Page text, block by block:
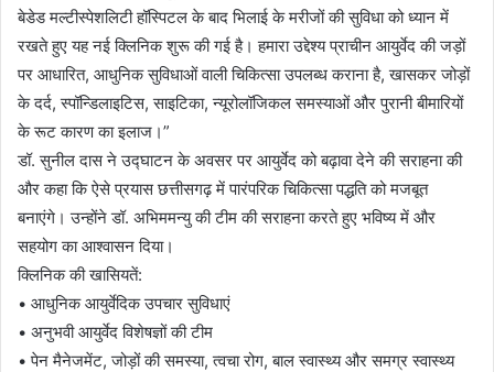
बेडेड मल्टीस्पेशलिटी हॉस्पिटल के बाद भिलाई के मरीजों की सुविधा को ध्यान में
रखते हुए यह नई क्लिनिक शुरू की गई है। हमारा उद्देश्य प्राचीन आयुर्वेद की जड़ों
पर आधारित, आधुनिक सुविधाओं वाली चिकित्सा उपलब्ध कराना है, खासकर जोड़ों
के दर्द, स्पॉन्डिलाइटिस, साइटिका, न्यूरोलॉजिकल समस्याओं और पुरानी बीमारियों
के रूट कारण का इलाज।”
डॉ. सुनील दास ने उद्घाटन के अवसर पर आयुर्वेद को बढ़ावा देने की सराहना की
और कहा कि ऐसे प्रयास छत्तीसगढ़ में पारंपरिक चिकित्सा पद्धति को मजबूत
बनाएंगे। उन्होंने डॉ. अभिममन्यु की टीम की सराहना करते हुए भविष्य में और
सहयोग का आश्वासन दिया।
क्लिनिक की खासियतें:
• आधुनिक आयुर्वेदिक उपचार सुविधाएं
• अनुभवी आयुर्वेद विशेषज्ञों की टीम
• पेन मैनेजमेंट, जोड़ों की समस्या, त्वचा रोग, बाल स्वास्थ्य और समग्र स्वास्थ्य